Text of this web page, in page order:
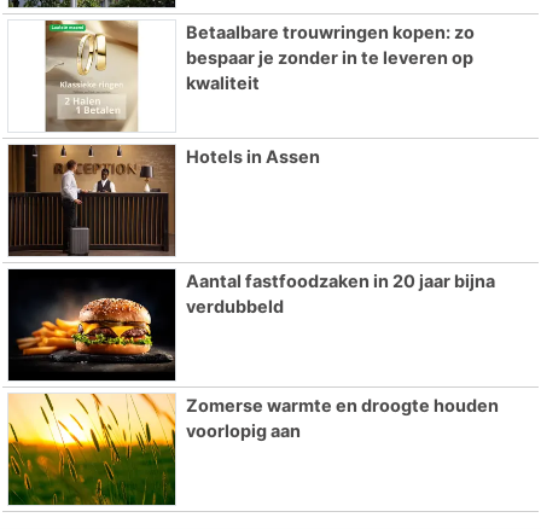
Betaalbare trouwringen kopen: zo
bespaar je zonder in te leveren op
kwaliteit
Hotels in Assen
Aantal fastfoodzaken in 20 jaar bijna
verdubbeld
Zomerse warmte en droogte houden
voorlopig aan